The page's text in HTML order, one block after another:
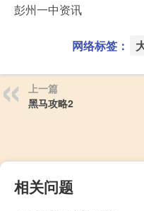
彭州一中资讯
网络标签：
上一篇
黑马攻略2
相关问题